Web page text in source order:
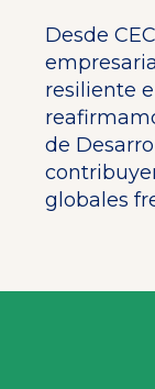
Desde
resiliente
de
globales